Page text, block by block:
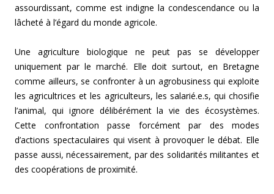
assourdissant, comme est indigne la condescendance ou la
lâcheté à l’égard du monde agricole.
Une agriculture biologique ne peut pas se développer
uniquement par le marché. Elle doit surtout, en Bretagne
comme ailleurs, se confronter à un agrobusiness qui exploite
les agricultrices et les agriculteurs, les salarié.e.s, qui chosifie
l’animal, qui ignore délibérément la vie des écosystèmes.
Cette confrontation passe forcément par des modes
d’actions spectaculaires qui visent à provoquer le débat. Elle
passe aussi, nécessairement, par des solidarités militantes et
des coopérations de proximité.